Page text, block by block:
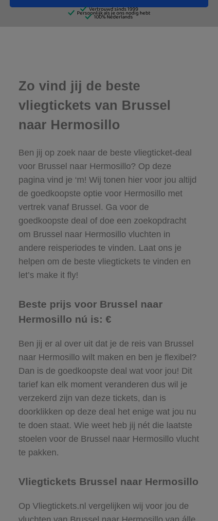
Zo vind jij de beste
vliegtickets van Brussel
naar Hermosillo
Ben jij op zoek naar de beste vliegticket-deal
voor Brussel naar Hermosillo? Op deze
pagina vind je ‘m! Wij tonen hier voor jou altijd
de goedkoopste optie voor Hermosillo met
vertrek vanaf Brussel. Ga voor de
goedkoopste deal of doe een zoekopdracht
om Brussel naar Hermosillo vluchten in
andere reisperiodes te vinden. Laat ons je
helpen om de beste vliegtickets te vinden en
let’s make it fly!
Beste prijs voor Brussel naar
Hermosillo nú is: €
Ben jij er al over uit dat je de reis van Brussel
naar Hermosillo wilt maken en ben je flexibel?
Dan is de goedkoopste deal wat voor jou! Dit
tarief kan elk moment veranderen dus wil je
verzekerd zijn van deze tickets, dan is
doorklikken op deze deal het enige wat jou nu
te doen staat. Wie weet heb jij nét die laatste
stoelen voor de Brussel naar Hermosillo vlucht
te pakken.
Vliegtickets Brussel naar Hermosillo
Op Vliegtickets.nl vergelijken wij voor jou de